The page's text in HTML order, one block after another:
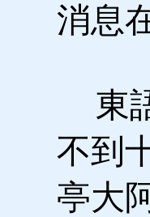
消息
東
不到
亭大